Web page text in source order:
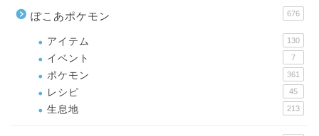
ぽこあポケモン 676
アイテム 130
イベント 7
ポケモン 361
レシピ 45
生息地 213